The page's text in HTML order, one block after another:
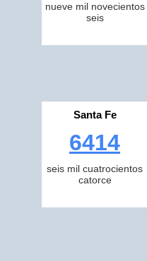
nueve mil novecientos
seis
Santa Fe
6414
seis mil cuatrocientos
catorce